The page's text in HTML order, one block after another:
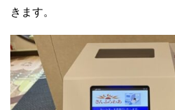
きます。